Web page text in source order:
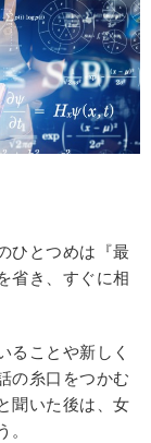
ひとつめは『最
省き、すぐに相
ることや新しく
の糸口をつかむ
聞いた後は、女